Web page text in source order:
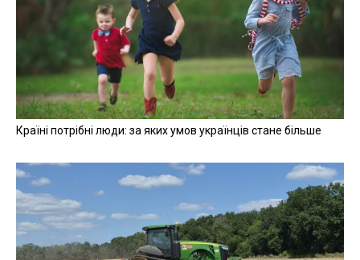
Країні потрібні люди: за яких умов українців стане більше